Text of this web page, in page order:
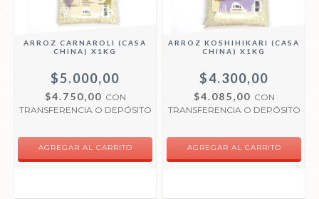
ARROZ CARNAROLI (CASA
CHINA) X1KG
$5.000,00
$4.750,00 CON
TRANSFERENCIA O DEPÓSITO
ARROZ KOSHIHIKARI (CASA
CHINA) X1KG
$4.300,00
$4.085,00 CON
TRANSFERENCIA O DEPÓSITO